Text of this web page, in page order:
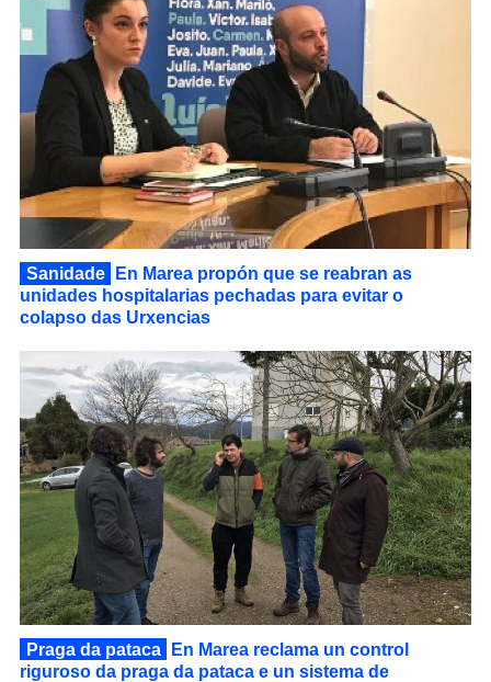
Sanidade
En Marea propón que se reabran as
unidades hospitalarias pechadas para evitar o
colapso das Urxencias
Praga da pataca
En Marea reclama un control
riguroso da praga da pataca e un sistema de